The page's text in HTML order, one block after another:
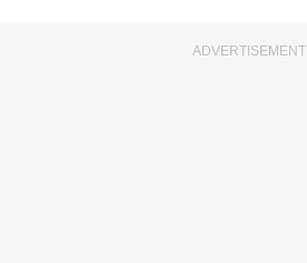
ADVERTISEMENT